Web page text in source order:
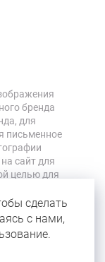
бренда
для
письменное
сайт для
целью для
сделать
с нами,